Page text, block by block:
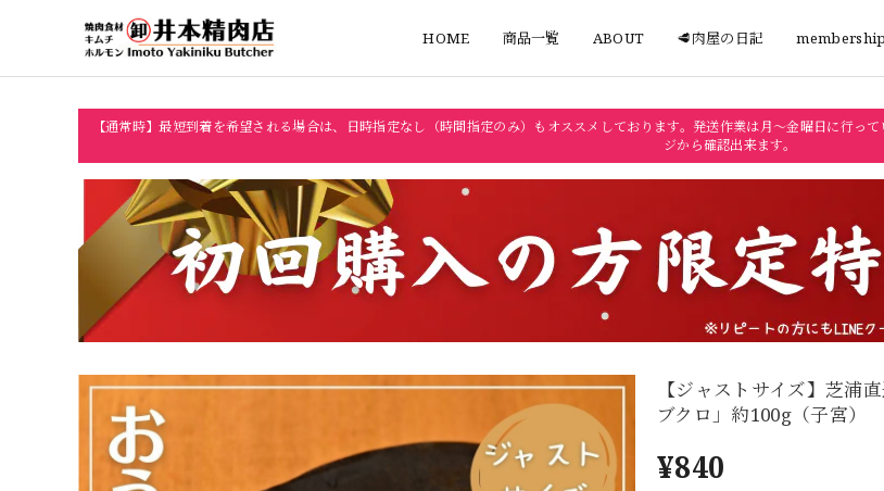
HOME 商品一覧 ABOUT 🥩肉屋の日記 membership
【通常時】最短到着を希望される場合は、日時指定なし（時間指定のみ）もオススメしております。発送作業は月〜金曜日に行っ
ジから確認出来ます。
【ジャストサイズ】芝浦
ブクロ」約100g（子宮）
¥840